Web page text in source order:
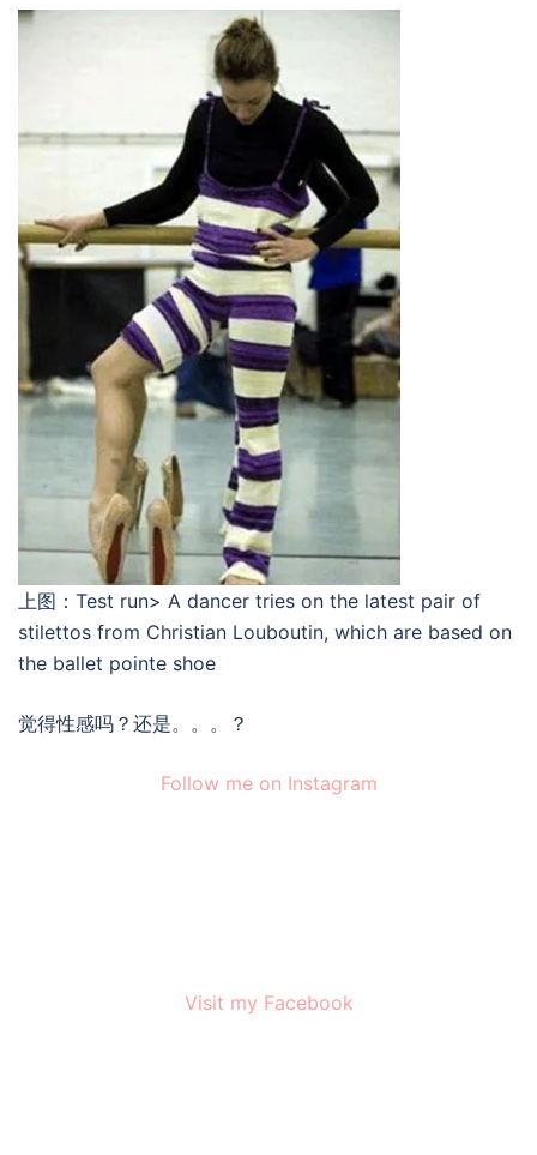
上图：Test run> A dancer tries on the latest pair of
stilettos from Christian Louboutin, which are based on
the ballet pointe shoe
觉得性感吗？还是。。。？
Follow me on Instagram
Visit my Facebook